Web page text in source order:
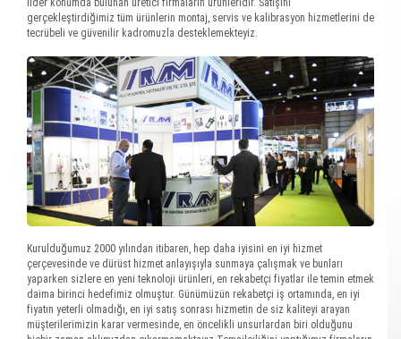
lider konumda bulunan üretici firmaların ürünleridir. Satışını
gerçekleştirdiğimiz tüm ürünlerin montaj, servis ve kalibrasyon hizmetlerini de
tecrübeli ve güvenilir kadromuzla desteklemekteyiz.
Kurulduğumuz 2000 yılından itibaren, hep daha iyisini en iyi hizmet
çerçevesinde ve dürüst hizmet anlayışıyla sunmaya çalışmak ve bunları
yaparken sizlere en yeni teknoloji ürünleri, en rekabetçi fiyatlar ile temin etmek
daima birinci hedefimiz olmuştur. Günümüzün rekabetçi iş ortamında, en iyi
fiyatın yeterli olmadığı, en iyi satış sonrası hizmetin de siz kaliteyi arayan
müşterilerimizin karar vermesinde, en öncelikli unsurlardan biri olduğunu